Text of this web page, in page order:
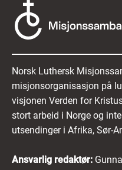
Norsk Luthersk
misjonsorganisasjon på
visjonen Verden for
stort arbeid i Norge og
utsendinger i Afrika, Sør-
Ansvarlig redaktør: